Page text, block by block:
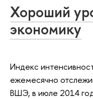
Хороший
экономику
Индекс
ежемесячно
ВШЭ, в июле 2014